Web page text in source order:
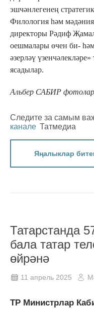
эшчәнлегенең
Филология һәм
директоры Рәдиф
оешмалары өчен би-
әзерләү
ясадылар.
Альбер САБИР
Следите за самым
канале Татмедиа
Яңалыклар
Татарстанда
бала татар
өйрәнә
11 апрель 2025
ТР Министрлар